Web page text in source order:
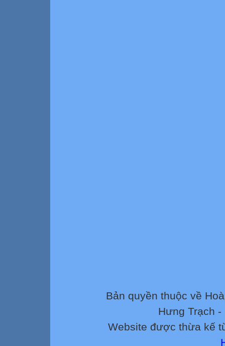
Bản quyền thuộc về
Hưng Trạch -
Website được thừa kế